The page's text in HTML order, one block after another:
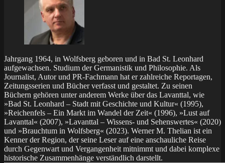
Jahrgang 1964, in Wolfsberg geboren und in Bad St. Leonhard
aufgewachsen. Studium der Germanistik und Philosophie. Als
Journalist, Autor und PR-Fachmann hat er zahlreiche Reportagen,
Zeitungsserien und Bücher verfasst und gestaltet. Zu seinen
Büchern gehören unter anderem Werke über das Lavanttal, wie
»Bad St. Leonhard – Stadt mit Geschichte und Kultur« (1995),
»Reichenfels – Ein Markt im Wandel der Zeit« (1996), »Lust auf
Lavanttal« (2007), »Lavanttal – Wissens- und Sehenswertes« (2020)
und »Brauchtum in Wolfsberg« (2023). Werner M. Thelian ist ein
Kenner der Region, der seine Leser auf eine anschauliche Reise
durch Gegenwart und Vergangenheit mitnimmt und dabei komplexe
historische Zusammenhänge verständlich darstellt.